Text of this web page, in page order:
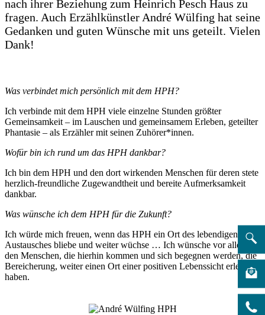
nach ihrer Beziehung zum Heinrich Pesch Haus zu
fragen. Auch Erzählkünstler André Wülfing hat seine
Gedanken und guten Wünsche mit uns geteilt. Vielen
Dank!
Was verbindet mich persönlich mit dem HPH?
Ich verbinde mit dem HPH viele einzelne Stunden größter
Gemeinsamkeit – im Lauschen und gemeinsamem Erleben, geteilter
Phantasie – als Erzähler mit seinen Zuhörer*innen.
Wofür bin ich rund um das HPH dankbar?
Ich bin dem HPH und den dort wirkenden Menschen für deren stete
herzlich-freundliche Zugewandtheit und bereite Aufmerksamkeit
dankbar.
Was wünsche ich dem HPH für die Zukunft?
Ich würde mich freuen, wenn das HPH ein Ort des lebendigen
Austausches bliebe und weiter wüchse … Ich wünsche vor allem
den Menschen, die hierhin kommen und sich begegnen werden, die
Bereicherung, weiter einen Ort einer positiven Lebenssicht erlebt zu
haben.